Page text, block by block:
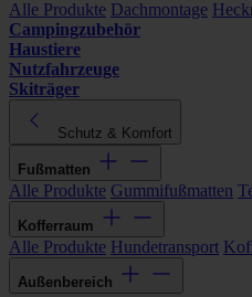
Alle Produkte Dachmontage
Campingzubehör
Haustiere
Nutzfahrzeuge
Skiträger
Schutz & Komfort
Fußmatten
Alle Produkte Gummifußmatten
Kofferraum
Alle Produkte Hundetransport
Außenbereich